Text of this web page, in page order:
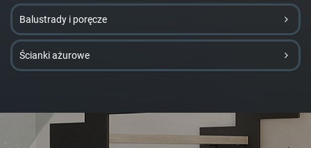
Balustrady i poręcze
Ścianki ażurowe